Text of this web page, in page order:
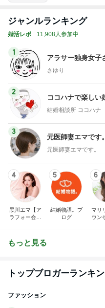
ジャンルランキング
婚活レポ 11,908人参加中
1
アラサー独身女子
さゆり
2
ココハナで楽しい
結婚相談所 ココハナ
3
元医師妻エマです。
元医師妻エマです。
4
黒川エマ【ア
ラフォー会社
5
結婚物語。ブ
ログ
6
マリ
ウン
もっと見る
トップブロガーランキ
ファッション